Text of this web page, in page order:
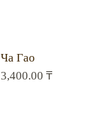
Ча Гао
3,400.00 ₸